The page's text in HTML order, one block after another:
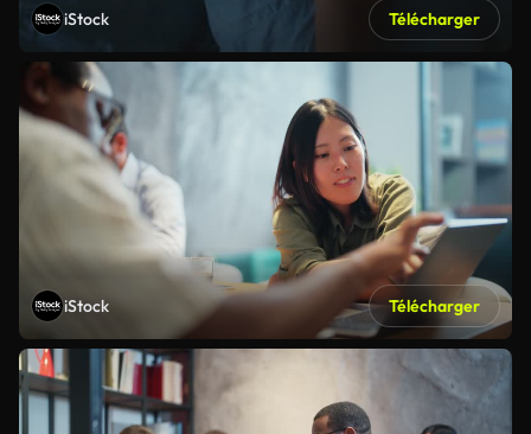
iStock Télécharger
iStock Télécharger